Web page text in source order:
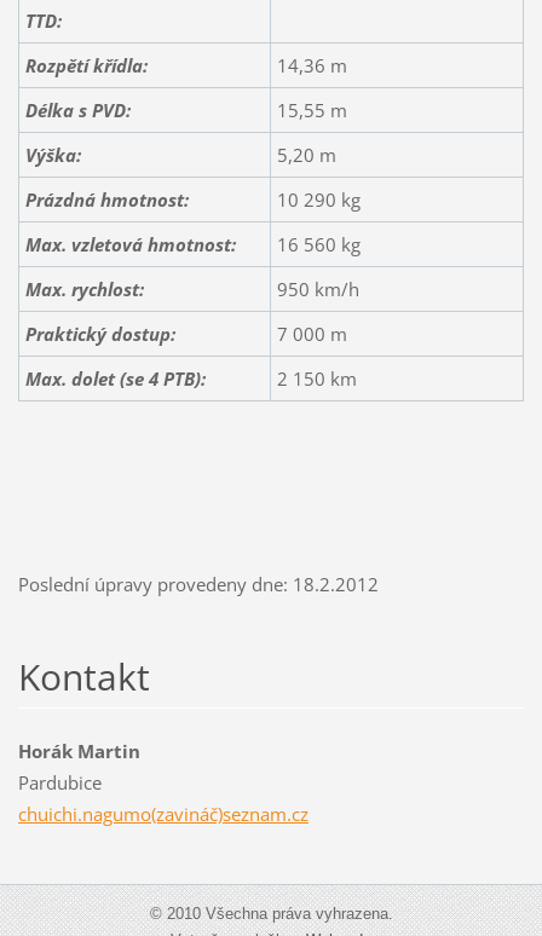
TTD:
Rozpětí křídla:
14,36 m
Délka s PVD:
15,55 m
Výška:
5,20 m
Prázdná hmotnost:
10 290 kg
Max. vzletová hmotnost:
16 560 kg
Max. rychlost:
950 km/h
Praktický dostup:
7 000 m
Max. dolet (se 4 PTB):
2 150 km
Poslední úpravy provedeny dne: 18.2.2012
Kontakt
Horák Martin
Pardubice
chuichi.nagumo(zavináč)seznam.cz
© 2010 Všechna práva vyhrazena.